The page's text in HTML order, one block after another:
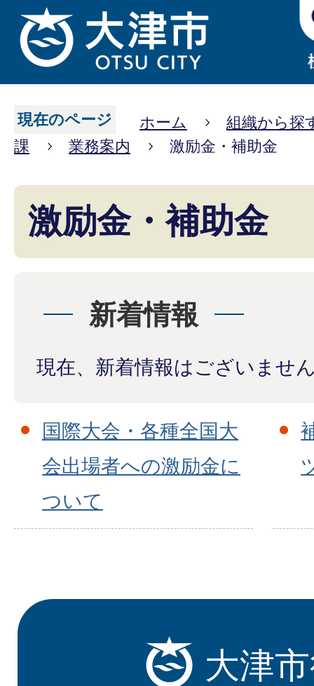
現在のページ ホーム
組織から探
課
業務案内 激励金・補助金
激励金・補助金
新着情報
現在、新着情報はございませ
国際大会・各種全国大
会出場者への激励金に
ついて
大津